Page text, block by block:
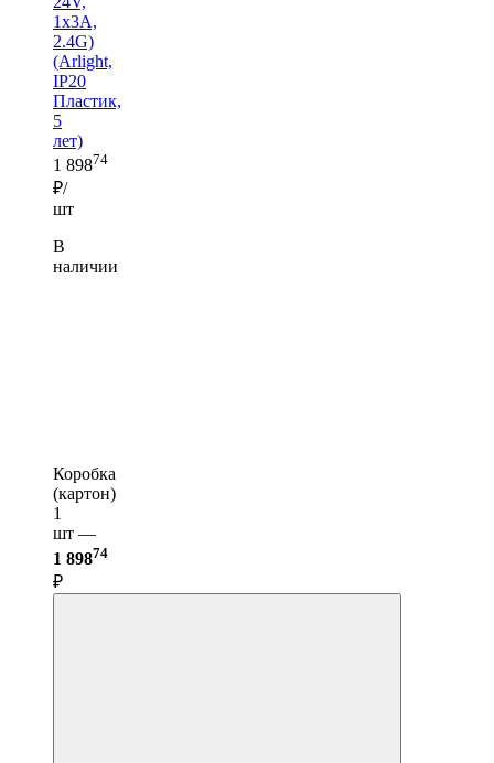
1x3A,
2.4G)
(Arlight,
IP20
Пластик,
5
лет)
1 89874
₽/
шт
В
наличии
Коробка
(картон)
1
шт —
1 89874
₽